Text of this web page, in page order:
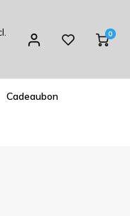
0
Cadeaubon